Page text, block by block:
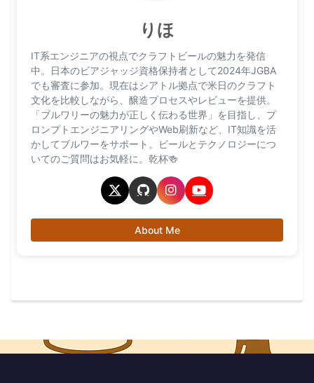
りほ
IT系エンジニアの視点でクラフトビールの魅力を発信
中。日本のビアジャッジ資格保持者として2024年JGBA
でも審査に参加。現在はシアトル拠点で米日のクラフト
文化を比較しながら、醸造プロセスやレビューを提供。
「ブルワリーの魅力が正しく伝わる世界」を目指し、プ
ロンプトエンジニアリングやWeb刷新など、IT知識を活
かしてブルワーをサポート。ビールとテクノロジーにつ
いてのご質問はお気軽に。乾杯🍻
About Me